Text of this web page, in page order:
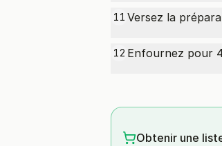
11 Versez la
12 Enfournez pour
Obtenir une